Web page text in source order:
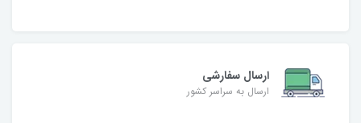
ارسال سفارشی
ارسال به سراسر کشور